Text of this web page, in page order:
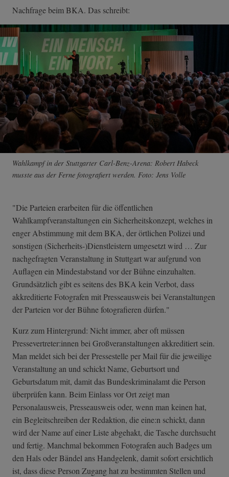
Nachfrage beim BKA. Das schreibt:
Wahlkampf in der Stuttgarter Carl-Benz-Arena: Robert Habeck
musste aus der Ferne fotografiert werden. Foto: Jens Volle
"Die Parteien erarbeiten für die öffentlichen
Wahlkampfveranstaltungen ein Sicherheitskonzept, welches in
enger Abstimmung mit dem BKA, der örtlichen Polizei und
sonstigen (Sicherheits-)Dienstleistern umgesetzt wird … Zur
nachgefragten Veranstaltung in Stuttgart war aufgrund von
Auflagen ein Mindestabstand vor der Bühne einzuhalten.
Grundsätzlich gibt es seitens des BKA kein Verbot, dass
akkreditierte Fotografen mit Presseausweis bei Veranstaltungen
der Parteien vor der Bühne fotografieren dürfen."
Kurz zum Hintergrund: Nicht immer, aber oft müssen
Pressevertreter:innen bei Großveranstaltungen akkreditiert sein.
Man meldet sich bei der Pressestelle per Mail für die jeweilige
Veranstaltung an und schickt Name, Geburtsort und
Geburtsdatum mit, damit das Bundeskriminalamt die Person
überprüfen kann. Beim Einlass vor Ort zeigt man
Personalausweis, Presseausweis oder, wenn man keinen hat,
ein Begleitschreiben der Redaktion, die eine:n schickt, dann
wird der Name auf einer Liste abgehakt, die Tasche durchsucht
und fertig. Manchmal bekommen Fotografen auch Badges um
den Hals oder Bändel ans Handgelenk, damit sofort ersichtlich
ist, dass diese Person Zugang hat zu bestimmten Stellen und